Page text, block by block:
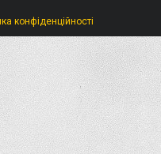
конфіденційності